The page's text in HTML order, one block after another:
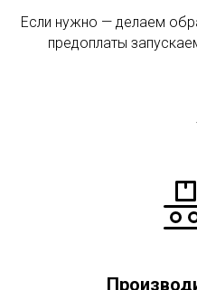
Если нужно — делаем
предоплаты